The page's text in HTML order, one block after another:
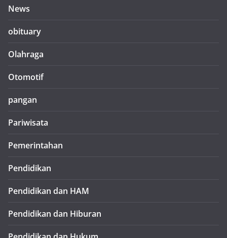
News
obituary
Olahraga
Otomotif
pangan
Pariwisata
Pemerintahan
Pendidikan
Pendidikan dan HAM
Pendidikan dan Hiburan